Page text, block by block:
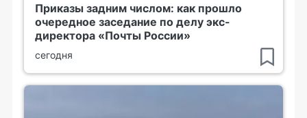
Приказы задним числом: как прошло
очередное заседание по делу экс-
директора «Почты России»
сегодня